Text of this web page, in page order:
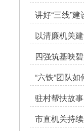
讲好“三线”
以清廉机关
四强筑基映
“六铁”团队
驻村帮扶故
市直机关持